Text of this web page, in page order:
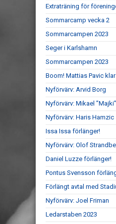
Extraträning för
Sommarcamp vecka 2
Sommarcampen 2023
Seger i Karlshamn
Sommarcampen 2023
Boom! Mattias Pavic
Nyförvärv: Arvid Borg
Nyförvärv: Mikael
Nyförvärv: Haris Hamzic
Issa Issa förlänger!
Nyförvärv: Olof
Daniel Luzze förlänger!
Pontus Svensson
Förlängt avtal med
Nyförvärv: Joel Friman
Ledarstaben 2023